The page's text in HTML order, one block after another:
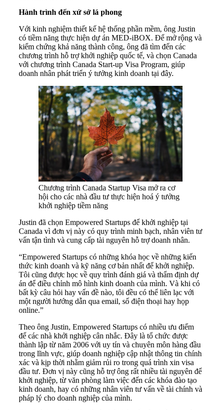
Hành trình đến xứ sở lá phong
Với kinh nghiệm thiết kế hệ thống phần mềm, ông Justin
có tiềm năng thực hiện dự án MED-iBOX. Để mở rộng và
kiểm chứng khả năng thành công, ông đã tìm đến các
chương trình hỗ trợ khởi nghiệp quốc tế, và chọn Canada
với chương trình Canada Start-up Visa Program, giúp
doanh nhân phát triển ý tưởng kinh doanh tại đây.
Chương trình Canada Startup Visa mở ra cơ
hội cho các nhà đầu tư thực hiện hoá ý tưởng
khởi nghiệp tiềm năng
Justin đã chọn Empowered Startups để khởi nghiệp tại
Canada vì đơn vị này có quy trình minh bạch, nhân viên tư
vấn tận tình và cung cấp tài nguyên hỗ trợ doanh nhân.
“Empowered Startups có những khóa học về những kiến
thức kinh doanh và kỹ năng cơ bản nhất để khởi nghiệp.
Tôi cũng được học về quy trình đánh giá và thẩm định dự
án để điều chỉnh mô hình kinh doanh của mình. Và khi có
bất kỳ câu hỏi hay vấn đề nào, tôi đều có thể liên lạc với
một người hướng dẫn qua email, số điện thoại hay họp
online.”
Theo ông Justin, Empowered Startups có nhiều ưu điểm
để các nhà khởi nghiệp cân nhắc. Đây là tổ chức được
thành lập từ năm 2006 với uy tín và chuyên môn hàng đầu
trong lĩnh vực, giúp doanh nghiệp cập nhật thông tin chính
xác và kịp thời nhằm giảm rủi ro trong quá trình xin visa
đầu tư. Đơn vị này cũng hỗ trợ ông rất nhiều tài nguyên để
khởi nghiệp, từ văn phòng làm việc đến các khóa đào tạo
kinh doanh, hay có những nhân viên tư vấn về tài chính và
pháp lý cho doanh nghiệp của mình.